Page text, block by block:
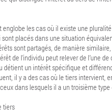
les cas où il existe une
placés dans une situation
sont partagés, de manière
de l’individu peut relever de l’une
détient un intérêt spécifique et
il y a des cas où le tiers intervient,
dans lesquels il a un troisième type
tiers